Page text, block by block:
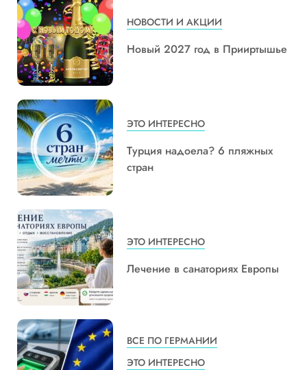
НОВОСТИ И АКЦИИ
Новый 2027 год в Прииртышье
ЭТО ИНТЕРЕСНО
Турция надоела? 6 пляжных
стран
ЭТО ИНТЕРЕСНО
Лечение в санаториях Европы
ВСЕ ПО ГЕРМАНИИ
ЭТО ИНТЕРЕСНО